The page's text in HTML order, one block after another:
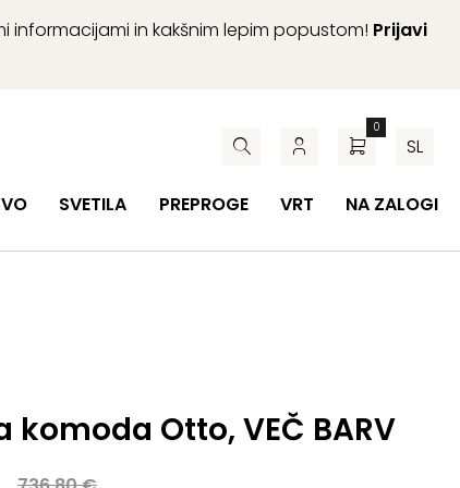
informacijami in kakšnim lepim popustom! Prijavi
0
SL
SVETILA PREPROGE VRT NA ZALOGI
komoda Otto, VEČ BARV